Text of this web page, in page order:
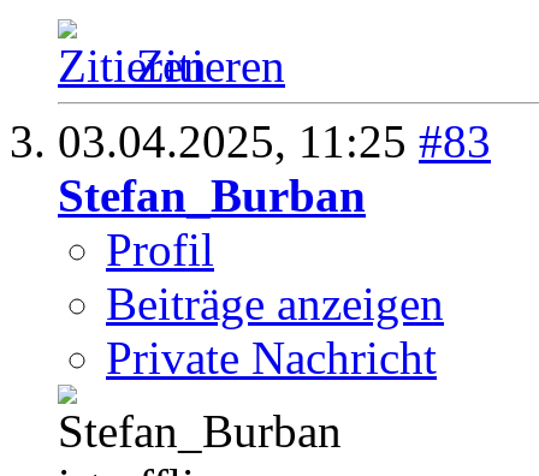
Zitieren
03.04.2025, 11:25 #83
Stefan_Burban
Profil
Beiträge anzeigen
Private Nachricht